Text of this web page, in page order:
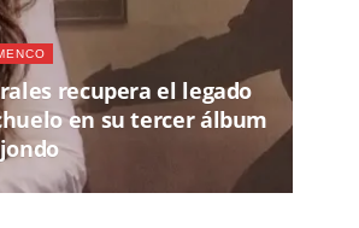
recupera el legado
en su tercer álbum